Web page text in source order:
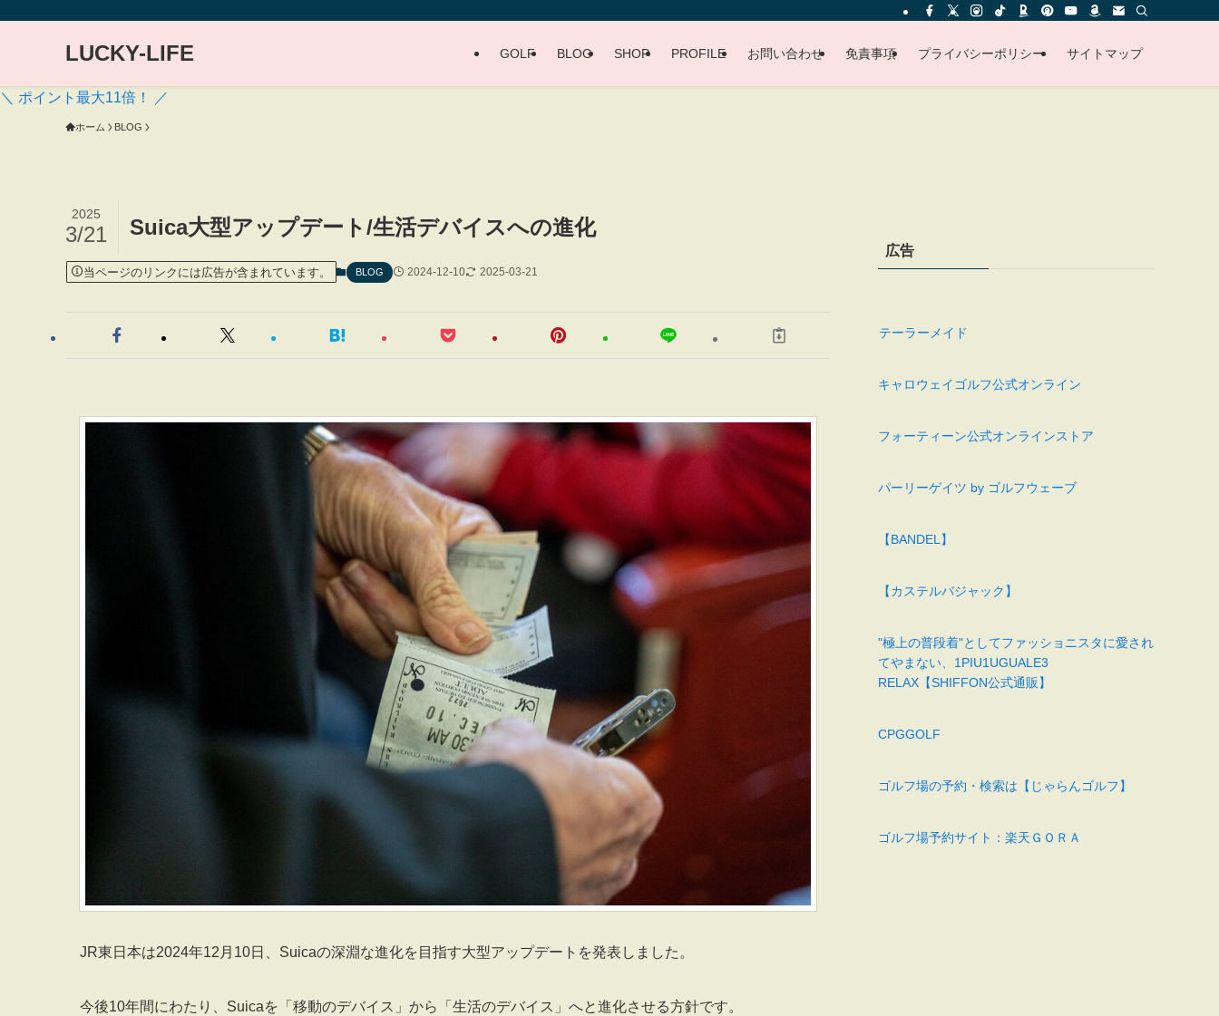
LUCKY-LIFE GOLF BLOG SHOP PROFILE お問い合わせ 免責事項 プライバシーポリシー サイトマップ
＼ ポイント最大11倍！ ／
ホーム BLOG
Suica大型アップデート/生活デバイスへの進化
2025
3/21
当ページのリンクには広告が含まれています。 BLOG 2024-12-10 2025-03-21
JR東日本は2024年12月10日、Suicaの深淵な進化を目指す大型アップデートを発表しました。
今後10年間にわたり、Suicaを「移動のデバイス」から「生活のデバイス」へと進化させる方針です。
広告
テーラーメイド
キャロウェイゴルフ公式オンライン
フォーティーン公式オンラインストア
パーリーゲイツ by ゴルフウェーブ
【BANDEL】
【カステルバジャック】
"極上の普段着"としてファッショニスタに愛され
てやまない、1PIU1UGUALE3
RELAX【SHIFFON公式通販】
CPGGOLF
ゴルフ場の予約・検索は【じゃらんゴルフ】
ゴルフ場予約サイト：楽天ＧＯＲＡ